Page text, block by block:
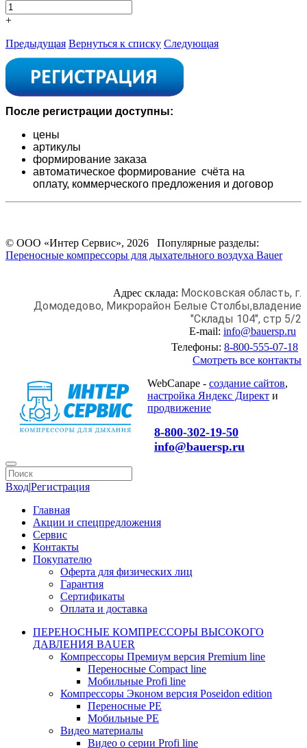
+
Предыдущая Вернуться к списку Следующая
После регистрации доступны:
цены
артикулы
формирование заказа
автоматическое формирование счёта на
оплату, коммерческого предложения и договор
© ООО «Интер Сервис», 2026 Популярные разделы:
Переносные компрессоры для дыхательного воздуха Bauer
Адрес склада: Московская область, г.
Домодедово, Микрорайон Белые Столбы,владение
"Склады 104", стр 5/2
E-mail: info@bauersp.ru
Телефоны: 8-800-555-07-18
Смотреть все контакты
WebCanape - создание сайтов,
настройка Яндекс Директ и
продвижение
8-800-302-19-50
info@bauersp.ru
Вход|Регистрация
Главная
Акции и спецпредложения
Сервис
Контакты
Покупателю
Оферта для физических лиц
Гарантия
Сертификаты
Оплата и доставка
ПЕРЕНОСНЫЕ КОМПРЕССОРЫ ВЫСОКОГО
ДАВЛЕНИЯ BAUER
Компрессоры Премиум версия Premium line
Переносные Compact line
Мобильные Profi line
Компрессоры Эконом версия Poseidon edition
Переносные PE
Мобильные PE
Видео материалы
Видео о серии Profi line